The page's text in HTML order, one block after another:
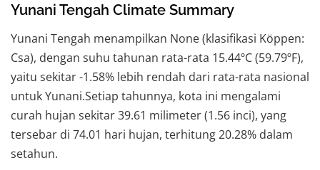
Yunani Tengah Climate Summary
Yunani Tengah menampilkan None (klasifikasi Köppen:
Csa), dengan suhu tahunan rata-rata 15.44ºC (59.79ºF),
yaitu sekitar -1.58% lebih rendah dari rata-rata nasional
untuk Yunani.Setiap tahunnya, kota ini mengalami
curah hujan sekitar 39.61 milimeter (1.56 inci), yang
tersebar di 74.01 hari hujan, terhitung 20.28% dalam
setahun.